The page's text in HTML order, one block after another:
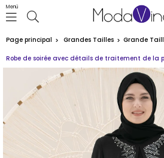
Menü
Page principal Grandes Tailles Grande
Robe de soirée avec détails de traitement de la